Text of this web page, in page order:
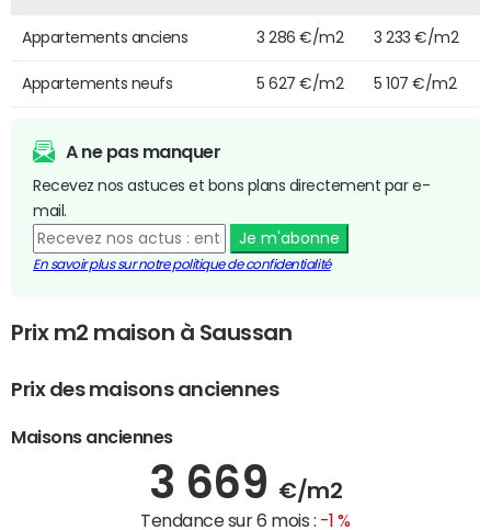
Appartements anciens 3 286 €/m2 3 233 €/m2
Appartements neufs 5 627 €/m2 5 107 €/m2
A ne pas manquer
Recevez nos astuces et bons plans directement par e-
mail.
Je m'abonne
En savoir plus sur notre politique de confidentialité
Prix m2 maison à Saussan
Prix des maisons anciennes
Maisons anciennes
3 669 €/m2
Tendance sur 6 mois : -1 %